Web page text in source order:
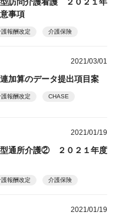
事項
報酬改定 介護保険
2021/03/01
加算のデータ提出項目案
報酬改定 CHASE
2021/01/19
型通所介護② ２０２１年度
報酬改定 介護保険
2021/01/19